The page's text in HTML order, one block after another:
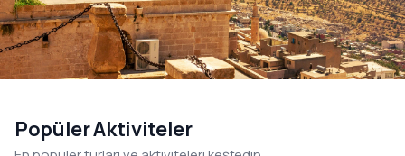
1996’dan beri, Güneydoğu Anadolu’nun en özel rotalarını
Popüler Aktiviteler